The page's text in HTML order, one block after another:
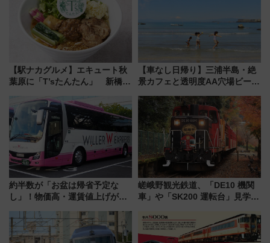
【駅ナカグルメ】エキュート秋
葉原に「T’sたんたん」 新橋に
饅」、オムライス専門店「肉と
たまご」新グルメ続々登場！
【2026年8月】
【車なし日帰り】三浦半島・絶
景カフェと透明度AA穴場ビーチ
用してストレスフリー旅へ行こ
う！
約半数が「お盆は帰省予定な
し」！物価高・運賃値上げが財
りたいけど……【WILLER お盆
帰省動向調査】
嵯峨野観光鉄道、「DE10 機関
車」や「SK200 運転台」見学ツ
トの一環で激レア体験できちゃ
うかも 参加方法やスケジュール